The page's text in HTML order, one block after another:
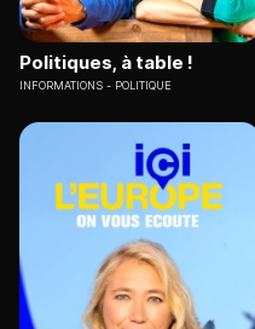
Politiques, à table !
INFORMATIONS POLITIQUE